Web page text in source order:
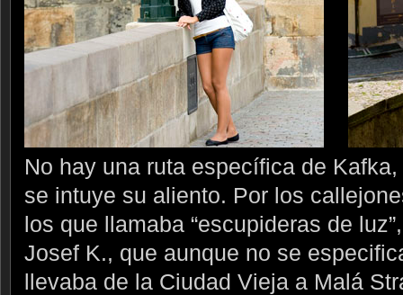
No hay una ruta específica de
se intuye su aliento. Por los
los que llamaba “escupideras de
Josef K., que aunque no se
llevaba de la Ciudad Vieja a Malá